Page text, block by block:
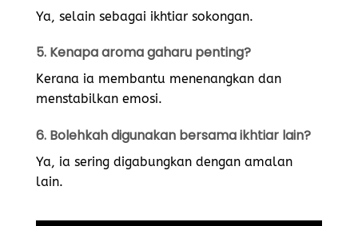
Ya, selain sebagai ikhtiar sokongan.
5. Kenapa aroma gaharu penting?
Kerana ia membantu menenangkan dan
menstabilkan emosi.
6. Bolehkah digunakan bersama ikhtiar lain?
Ya, ia sering digabungkan dengan amalan
lain.